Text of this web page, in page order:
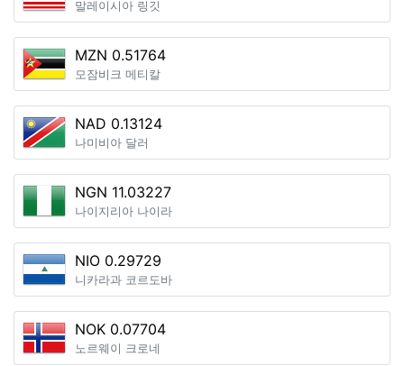
말레이시아 링깃
MZN 0.51764
모잠비크 메티칼
NAD 0.13124
나미비아 달러
NGN 11.03227
나이지리아 나이라
NIO 0.29729
니카라과 코르도바
NOK 0.07704
노르웨이 크로네